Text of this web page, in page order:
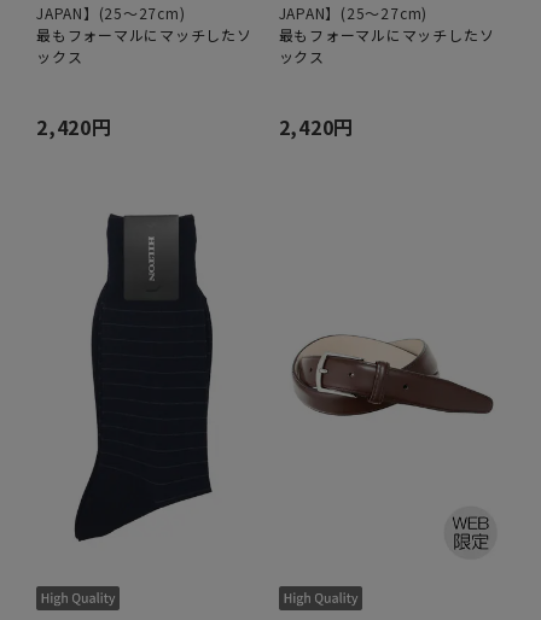
JAPAN】(25～27cm)
最もフォーマルにマッチしたソ
ックス
2,420円
JAPAN】(25～27cm)
最もフォーマルにマッチしたソ
ックス
2,420円